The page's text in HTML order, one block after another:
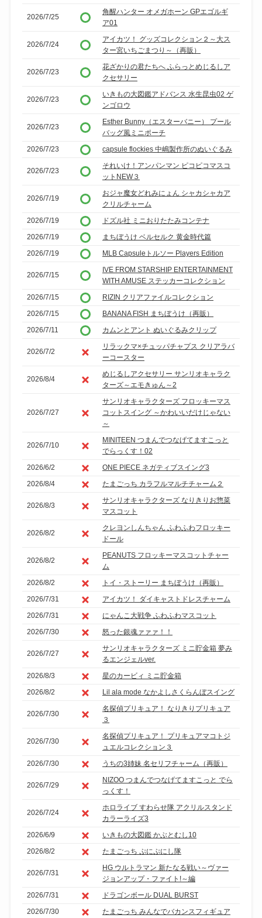
2026/7/25
角醒ハンター オメガホーン GPエゴルギ
ア01
2026/7/24
アイカツ！ グッズコレクション２～大ス
ター宮いちごまつり～（再販）
2026/7/23
花ざかりの君たちへ ふらっとめじるしア
クセサリー
2026/7/23
いきもの大図鑑アドバンス 水生昆虫02 ゲ
ンゴロウ
2026/7/23
Esther Bunny（エスターバニー） プール
バッグ風ミニポーチ
2026/7/23
capsule flockies 中嶋製作所のぬいぐるみ
2026/7/23
それいけ！アンパンマン ピコピコマスコ
ットNEW３
2026/7/19
おジャ魔女どれみにょん シャカシャカア
クリルチャーム
2026/7/19
ドズル社 ミニおりたたみコンテナ
2026/7/19
まちぼうけ ベルセルク 黄金時代篇
2026/7/19
MLB Capsuleトルソー Players Edition
2026/7/15
IVE FROM STARSHIP ENTERTAINMENT
WITH AMUSE ステッカーコレクション
2026/7/15
RIZIN クリアファイルコレクション
2026/7/15
BANANA FISH まちぼうけ（再販）
2026/7/11
カムンとアント ぬいぐるみクリップ
2026/7/2
リラックマ×チュッパチャプス クリアラバ
ーコースター
2026/8/4
めじるしアクセサリー サンリオキャラク
ターズ～エモきゅん～2
2026/7/27
サンリオキャラクターズ フロッキーマス
コットスイング ～かわいいだけじゃない
～
2026/7/10
MINITEEN つまんでつなげてますこっと
でらっくす！02
2026/6/2
ONE PIECE ネガティブスイング3
2026/8/4
たまごっち カラフルマルチチャーム２
2026/8/3
サンリオキャラクターズ なりきりお惣菜
マスコット
2026/8/2
クレヨンしんちゃん ふわふわフロッキー
ドール
2026/8/2
PEANUTS フロッキーマスコットチャー
ム
2026/8/2
トイ・ストーリー まちぼうけ（再販）
2026/7/31
アイカツ！ ダイキャストドレスチャーム
2026/7/31
にゃんこ大戦争 ふわふわマスコット
2026/7/30
怒った銀魂ァァァ！！
2026/7/27
サンリオキャラクターズ ミニ貯金箱 夢み
るエンジェルver.
2026/8/3
星のカービィ ミニ貯金箱
2026/8/2
Lil ala mode なかよしさくらんぼスイング
2026/7/30
名探偵プリキュア！ なりきりプリキュア
３
2026/7/30
名探偵プリキュア！ プリキュアマコトジ
ュエルコレクション３
2026/7/30
うちの3姉妹 名セリフチャーム（再販）
2026/7/29
NIZOO つまんでつなげてますこっと でら
っくす！
2026/7/24
ホロライブ すわらせ隊 アクリルスタンド
カラーライズ3
2026/6/9
いきもの大図鑑 かぶとむし10
2026/8/2
たまごっち ぷにぷにし隊
2026/7/31
HG ウルトラマン 新たなる戦い～ヴァー
ジョンアップ・ファイト!～編
2026/7/31
ドラゴンボール DUAL BURST
2026/7/30
たまごっち みんなでバカンスフィギュア